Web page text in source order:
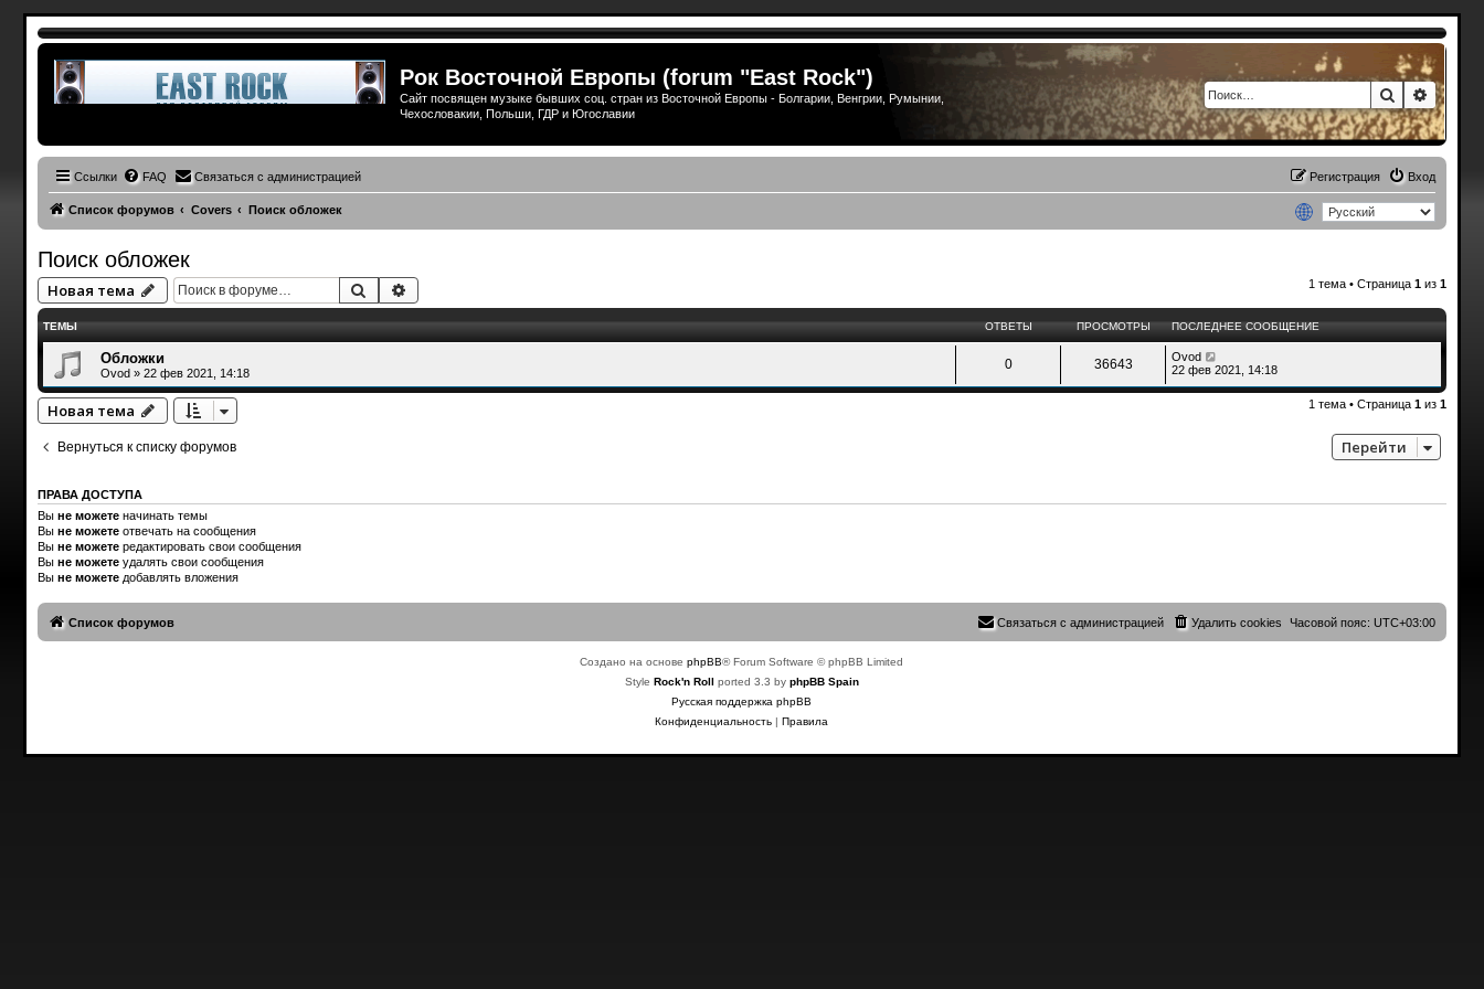
Рок Восточной Европы (forum "East Rock")
Сайт посвящен музыке бывших соц. стран из Восточной Европы - Болгарии, Венгрии, Румынии,
Чехословакии, Польши, ГДР и Югославии
Поиск
Ссылки FAQ Связаться с администрацией Вход
Регистрация
Список форумов Covers Поиск обложек
Поиск обложек
Новая тема Поиск 1 тема • Страница1 из1
ТЕМЫ ОТВЕТЫ ПРОСМОТРЫ ПОСЛЕДНЕЕ СООБЩЕНИЕ
Обложки
Ovod» 22 фев 2021, 14:18
0 36643
Ovod
22 фев 2021, 14:18
Новая тема 1 тема • Страница1 из1
Вернуться к списку форумов Перейти
ПРАВА ДОСТУПА
Вы не можетеначинать темы
Вы не можетеотвечать на сообщения
Вы не можетередактировать свои сообщения
Вы не можетеудалять свои сообщения
Вы не можетедобавлять вложения
Список форумов Часовой пояс:UTC+03:00
Удалить cookies
Связаться с администрацией
Создано на основеphpBB® Forum Software © phpBB Limited
Style Rock'n Roll ported 3.3 by phpBB Spain
Русская поддержка phpBB
Конфиденциальность |Правила